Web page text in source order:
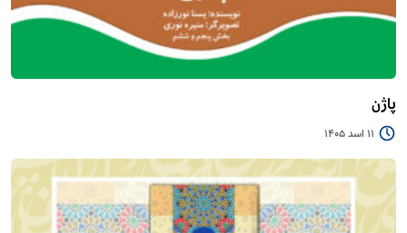
پاژن
11 اسد 1405